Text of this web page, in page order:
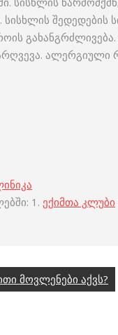
შედედების
ალერგიული
1. ექიმთა კლუბი
მოვლენები აქვს?